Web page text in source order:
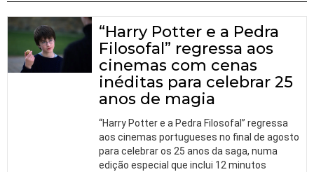
“Harry Potter e a Pedra
Filosofal” regressa aos
cinemas com cenas
inéditas para celebrar 25
anos de magia
“Harry Potter e a Pedra Filosofal” regressa
aos cinemas portugueses no final de agosto
para celebrar os 25 anos da saga, numa
edição especial que inclui 12 minutos